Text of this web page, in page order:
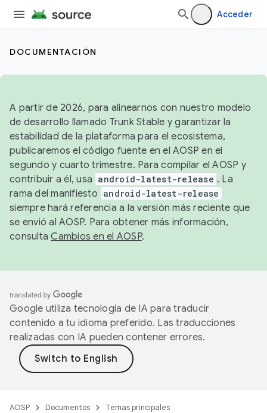
Acceder
DOCUMENTACIÓN
A partir de 2026, para alinearnos con nuestro modelo
de desarrollo llamado Trunk Stable y garantizar la
estabilidad de la plataforma para el ecosistema,
publicaremos el código fuente en el AOSP en el
segundo y cuarto trimestre. Para compilar el AOSP y
contribuir a él, usa android-latest-release . La
rama del manifiesto android-latest-release
siempre hará referencia a la versión más reciente que
se envió al AOSP. Para obtener más información,
consultaCambios en el AOSP.
Google utiliza tecnología de IA para traducir
contenido a tu idioma preferido. Las traducciones
realizadas con IA pueden contener errores.
AOSP Documentos Temas principales